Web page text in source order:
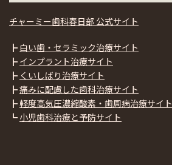
チャーミー歯科春日部 公式サイト
┣ 白い歯・セラミック治療サイト
┣ インプラント治療サイト
┣ くいしばり治療サイト
┣痛みに配慮した歯科治療サイト
┣軽度高気圧濃縮酸素・歯周病治療サイト
┗ 小児歯科治療と予防サイト